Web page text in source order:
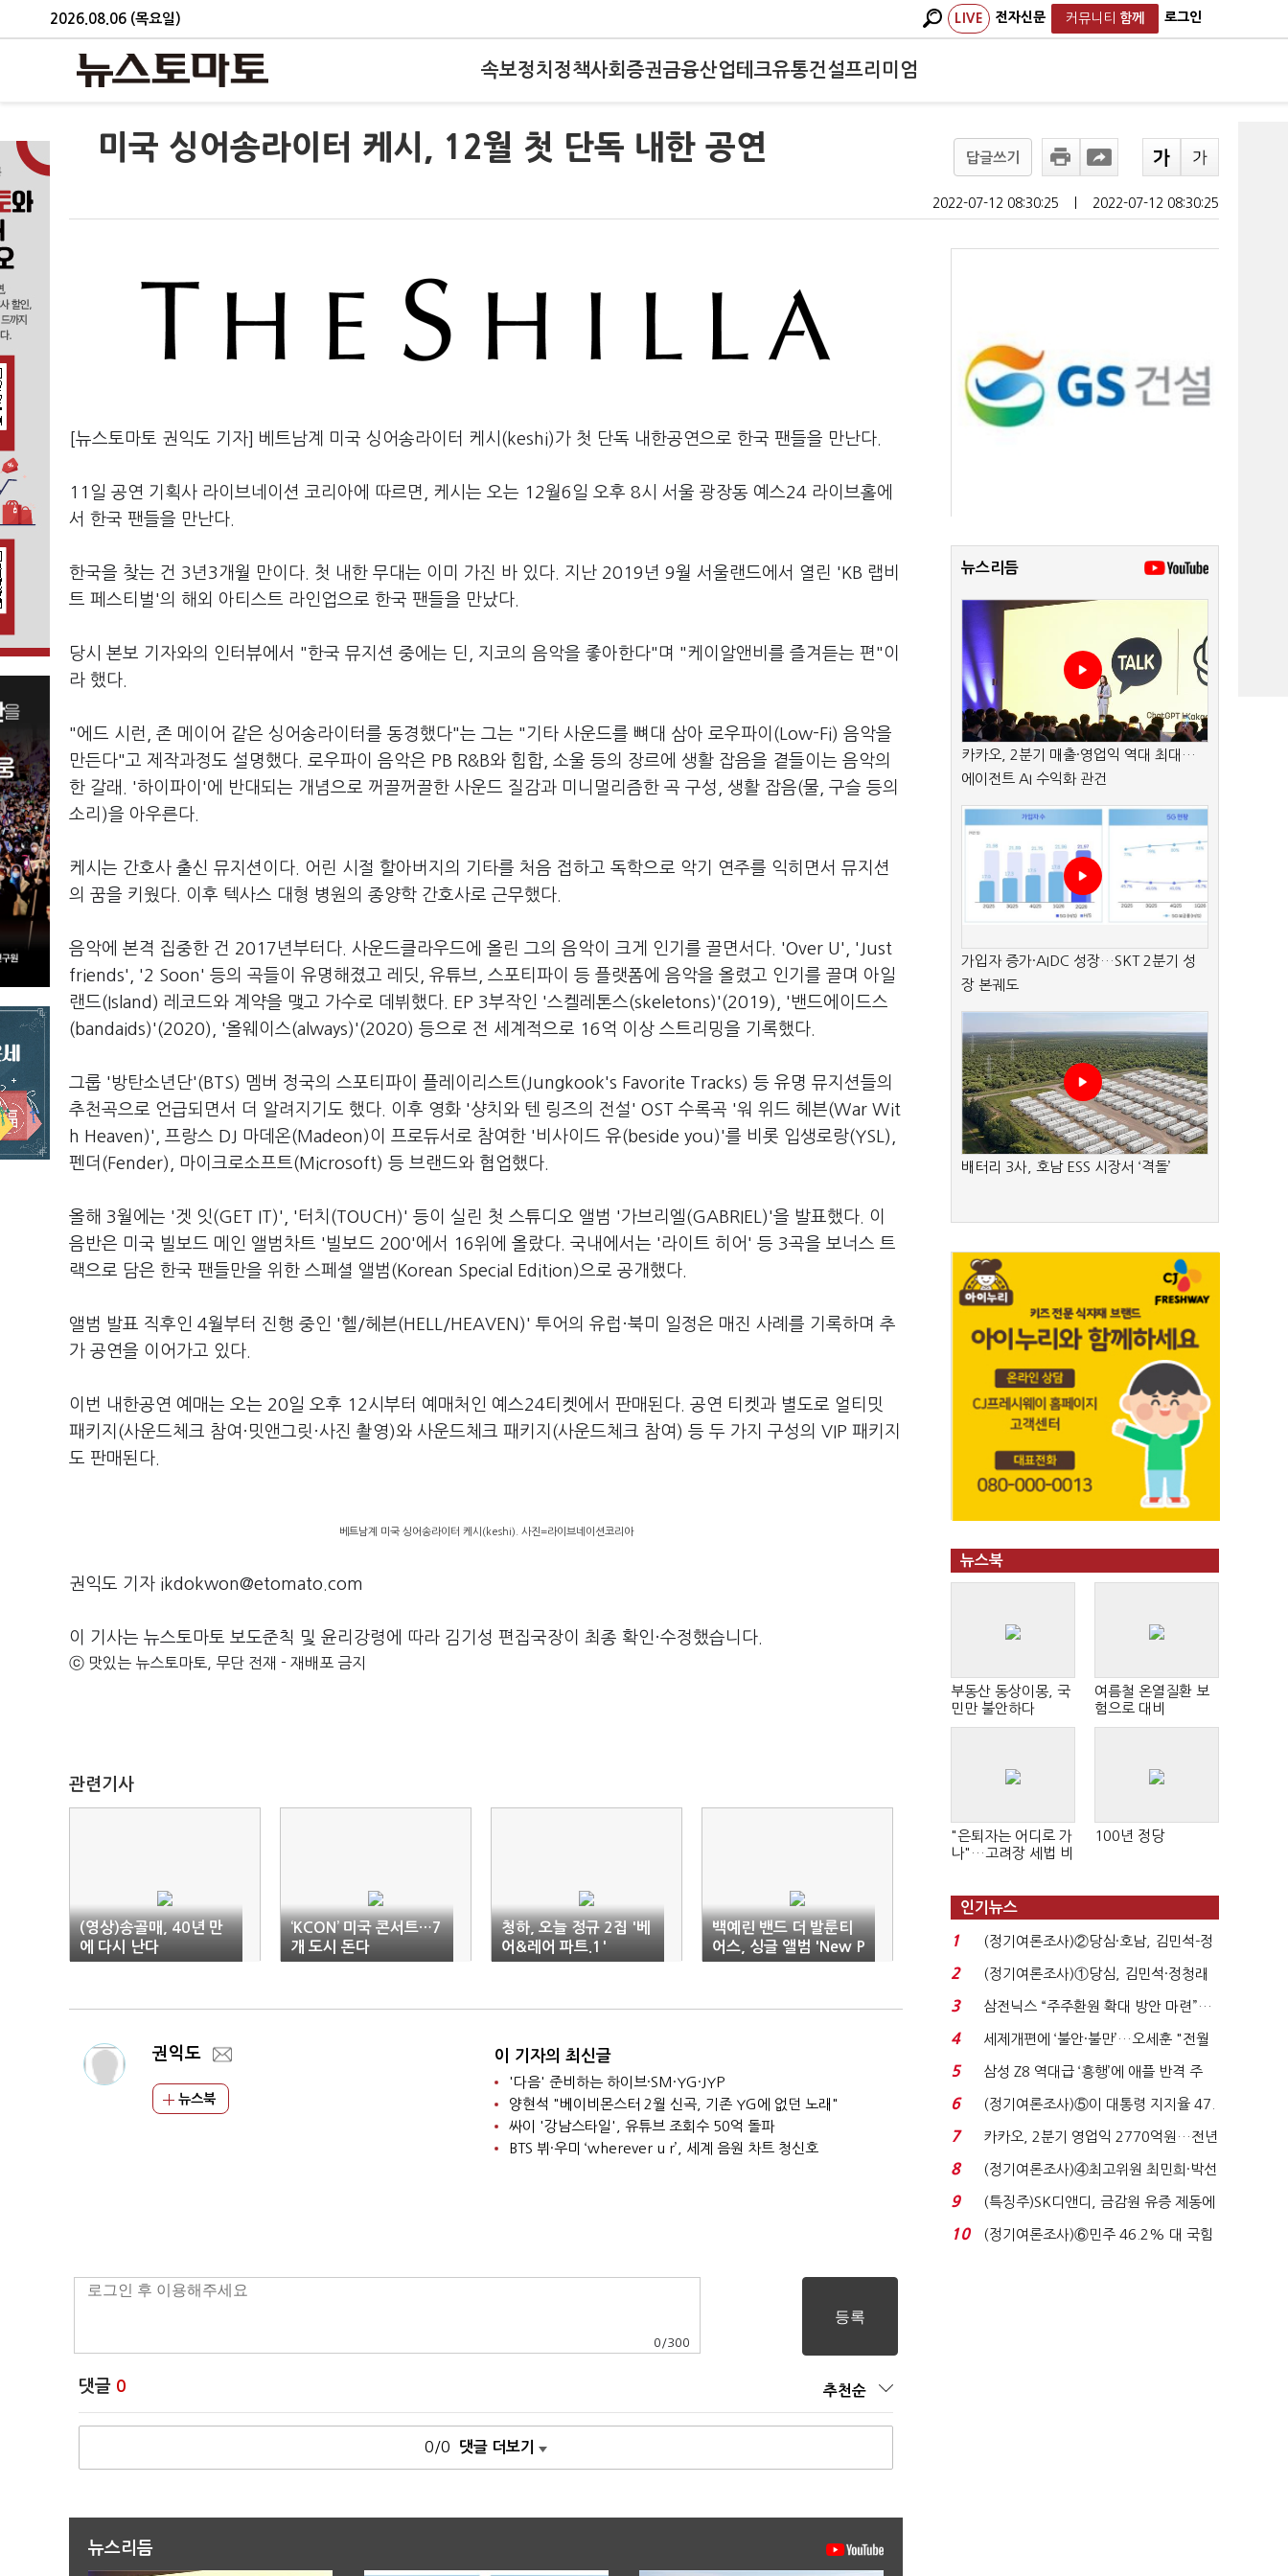
2026.08.06 (목요일) LIVE 전자신문 커뮤니티 함께 로그인
속보정치 정책사회 증권금융산업테크유통건설프리미엄
미국 싱어송라이터 케시, 12월 첫 단독 내한 공연 답글쓰기
2022-07-12 08:30:25 2022-07-12 08:30:25
[뉴스토마토 권익도 기자] 베트남계 미국 싱어송라이터 케시(keshi)가 첫 단독 내한공연으로 한국 팬들을 만난다.
11일 공연 기획사 라이브네이션 코리아에 따르면, 케시는 오는 12월6일 오후 8시 서울 광장동 예스24 라이브홀에
서 한국 팬들을 만난다.
한국을 찾는 건 3년3개월 만이다. 첫 내한 무대는 이미 가진 바 있다. 지난 2019년 9월 서울랜드에서 열린 'KB 랩비
트 페스티벌'의 해외 아티스트 라인업으로 한국 팬들을 만났다.
당시 본보 기자와의 인터뷰에서 "한국 뮤지션 중에는 딘, 지코의 음악을 좋아한다"며 "케이알앤비를 즐겨듣는 편"이
라 했다.
"에드 시런, 존 메이어 같은 싱어송라이터를 동경했다"는 그는 "기타 사운드를 뼈대 삼아 로우파이(Low-Fi) 음악을
만든다"고 제작과정도 설명했다. 로우파이 음악은 PB R&B와 힙합, 소울 등의 장르에 생활 잡음을 곁들이는 음악의
한 갈래. '하이파이'에 반대되는 개념으로 꺼끌꺼끌한 사운드 질감과 미니멀리즘한 곡 구성, 생활 잡음(물, 구슬 등의
소리)을 아우른다.
케시는 간호사 출신 뮤지션이다. 어린 시절 할아버지의 기타를 처음 접하고 독학으로 악기 연주를 익히면서 뮤지션
의 꿈을 키웠다. 이후 텍사스 대형 병원의 종양학 간호사로 근무했다.
음악에 본격 집중한 건 2017년부터다. 사운드클라우드에 올린 그의 음악이 크게 인기를 끌면서다. 'Over U', 'Just
friends', '2 Soon' 등의 곡들이 유명해졌고 레딧, 유튜브, 스포티파이 등 플랫폼에 음악을 올렸고 인기를 끌며 아일
랜드(Island) 레코드와 계약을 맺고 가수로 데뷔했다. EP 3부작인 '스켈레톤스(skeletons)'(2019), '밴드에이드스
(bandaids)'(2020), '올웨이스(always)'(2020) 등으로 전 세계적으로 16억 이상 스트리밍을 기록했다.
그룹 '방탄소년단'(BTS) 멤버 정국의 스포티파이 플레이리스트(Jungkook's Favorite Tracks) 등 유명 뮤지션들의
추천곡으로 언급되면서 더 알려지기도 했다. 이후 영화 '샹치와 텐 링즈의 전설' OST 수록곡 '워 위드 헤븐(War Wit
h Heaven)', 프랑스 DJ 마데온(Madeon)이 프로듀서로 참여한 '비사이드 유(beside you)'를 비롯 입생로랑(YSL),
펜더(Fender), 마이크로소프트(Microsoft) 등 브랜드와 협업했다.
올해 3월에는 '겟 잇(GET IT)', '터치(TOUCH)' 등이 실린 첫 스튜디오 앨범 '가브리엘(GABRIEL)'을 발표했다. 이
음반은 미국 빌보드 메인 앨범차트 '빌보드 200'에서 16위에 올랐다. 국내에서는 '라이트 히어' 등 3곡을 보너스 트
랙으로 담은 한국 팬들만을 위한 스페셜 앨범(Korean Special Edition)으로 공개했다.
앨범 발표 직후인 4월부터 진행 중인 '헬/헤븐(HELL/HEAVEN)' 투어의 유럽·북미 일정은 매진 사례를 기록하며 추
가 공연을 이어가고 있다.
이번 내한공연 예매는 오는 20일 오후 12시부터 예매처인 예스24티켓에서 판매된다. 공연 티켓과 별도로 얼티밋
패키지(사운드체크 참여·밋앤그릿·사진 촬영)와 사운드체크 패키지(사운드체크 참여) 등 두 가지 구성의 VIP 패키지
도 판매된다.
베트남계 미국 싱어송라이터 케시(keshi). 사진=라이브네이션코리아
권익도 기자 ikdokwon@etomato.com
이 기사는 뉴스토마토 보도준칙 및 윤리강령에 따라 김기성 편집국장이 최종 확인·수정했습니다.
ⓒ 맛있는 뉴스토마토, 무단 전재 - 재배포 금지
관련기사
(영상)송골매, 40년 만
에 다시 난다
‘KCON’ 미국 콘서트…7
개 도시 돈다
청하, 오늘 정규 2집 '베
어&레어 파트.1'
백예린 밴드 더 발룬티
어스, 싱글 앨범 'New P
lant'
권익도
뉴스북
이 기자의 최신글
'다음' 준비하는 하이브·SM·YG·JYP
양현석 "베이비몬스터 2월 신곡, 기존 YG에 없던 노래"
싸이 '강남스타일', 유튜브 조회수 50억 돌파
BTS 뷔·우미 ‘wherever u r’, 세계 음원 차트 청신호
0 /300
댓글 0 추천순
0/0 댓글 더보기
뉴스리듬
뉴스리듬
카카오, 2분기 매출·영업익 역대 최대…
에이전트 AI 수익화 관건
가입자 증가·AIDC 성장…SKT 2분기 성
장 본궤도
배터리 3사, 호남 ESS 시장서 ‘격돌’
뉴스북
부동산 동상이몽, 국
민만 불안하다
여름철 온열질환 보
험으로 대비
"은퇴자는 어디로 가
나"…고려장 세법 비
100년 정당
인기뉴스
1
(정기여론조사)②당심·호남, 김민석-정
청래 '초접전'...
2
(정기여론조사)①당심, 김민석·정청래
'초접전'…대통령 ...
3
삼전닉스 “주주환원 확대 방안 마련”…
로이터에 성명...
4
세제개편에 ‘불안·불만’…오세훈 "전월
세 구하기 더 ...
5
삼성 Z8 역대급 ‘흥행’에 애플 반격 주
목…9월 ‘폴...
6
(정기여론조사)⑤이 대통령 지지율 47.
7%…일주일 만에 ...
7
카카오, 2분기 영업익 2770억원…전년
비 36% 증가...
8
(정기여론조사)④최고위원 최민희·박선
원 '양강'…서미...
9
(특징주)SK디앤디, 금감원 유증 제동에
장 초반 상한가...
10
(정기여론조사)⑥민주 46.2% 대 국힘